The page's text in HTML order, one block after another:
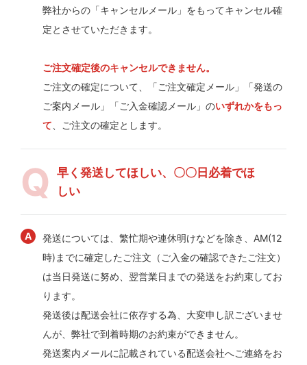
弊社からの「キャンセルメール」をもってキャンセル確
定とさせていただきます。
ご注文確定後のキャンセルできません。
ご注文の確定について、「ご注文確定メール」「発送の
ご案内メール」「ご入金確認メール」のいずれかをもっ
て、ご注文の確定とします。
早く発送してほしい、〇〇日必着でほ
しい
発送については、繁忙期や連休明けなどを除き、AM(12
時)までに確定したご注文（ご入金の確認できたご注文）
は当日発送に努め、翌営業日までの発送をお約束してお
ります。
発送後は配送会社に依存する為、大変申し訳ございませ
んが、弊社で到着時期のお約束ができません。
発送案内メールに記載されている配送会社へご連絡をお